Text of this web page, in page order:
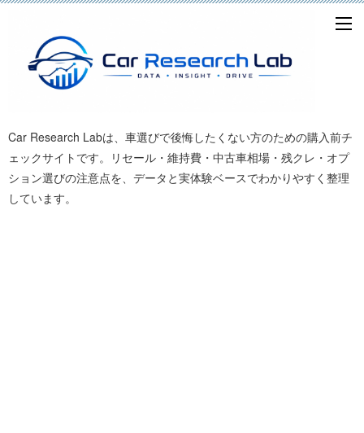
Car Research Labは、車選びで後悔したくない方のための購入前チ
ェックサイトです。リセール・維持費・中古車相場・残クレ・オプ
ション選びの注意点を、データと実体験ベースでわかりやすく整理
しています。